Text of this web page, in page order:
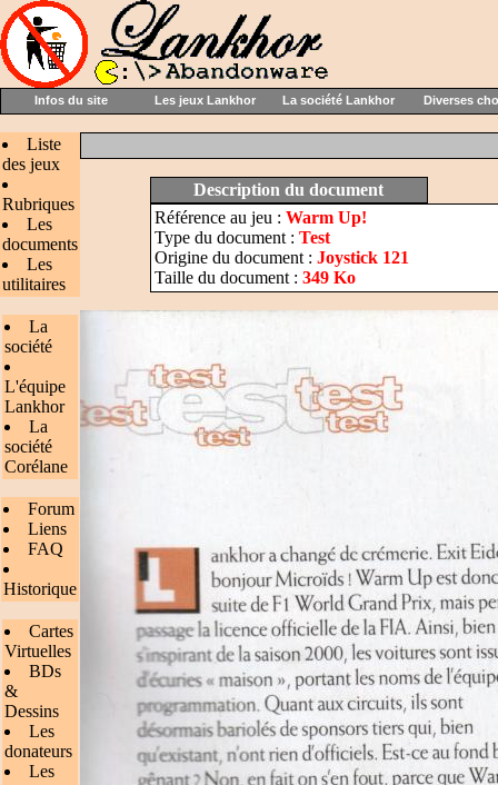
Infos du site Les jeux Lankhor La société Lankhor Diverses
Liste
des jeux
Rubriques
Les
documents
Les
utilitaires
La
société
L'équipe
Lankhor
La
société
Corélane
Forum
Liens
FAQ
Historique
Cartes
Virtuelles
BDs
&
Dessins
Les
donateurs
Les
Description du document
Référence au jeu : Warm Up!
Type du document : Test
Origine du document : Joystick 121
Taille du document : 349 Ko